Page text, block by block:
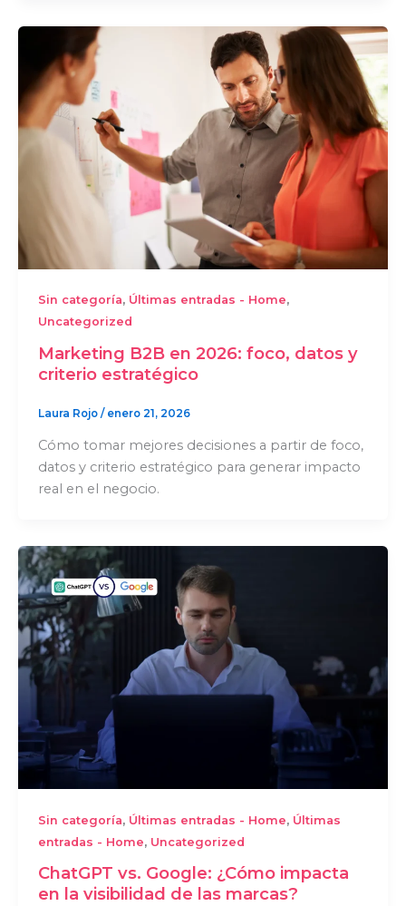
Sin categoría, Últimas entradas - Home,
Uncategorized
Marketing B2B en 2026: foco, datos y
criterio estratégico
Laura Rojo / enero 21, 2026
Cómo tomar mejores decisiones a partir de foco,
datos y criterio estratégico para generar impacto
real en el negocio.
Sin categoría, Últimas entradas - Home, Últimas
entradas - Home, Uncategorized
ChatGPT vs. Google: ¿Cómo impacta
en la visibilidad de las marcas?